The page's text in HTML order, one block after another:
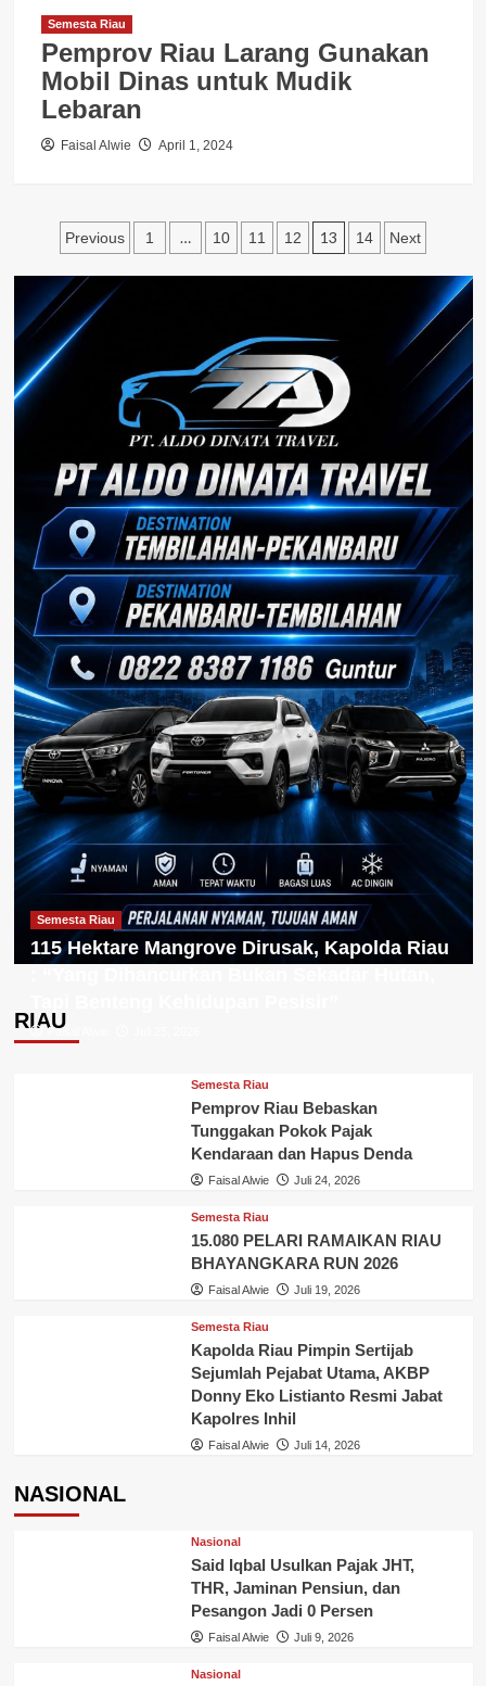
Semesta Riau
Pemprov Riau Larang Gunakan
Mobil Dinas untuk Mudik
Lebaran
Faisal Alwie April 1, 2024
Paginasi
pos
Previous 1 … 10 11 12 13 14 Next
RIAU
Semesta Riau
115 Hektare Mangrove Dirusak, Kapolda Riau
Faisal Alwie
Semesta Riau
Pemprov Riau Bebaskan
Tunggakan Pokok Pajak
Kendaraan dan Hapus Denda
Faisal Alwie Juli 24, 2026
Semesta Riau
15.080 PELARI RAMAIKAN RIAU
BHAYANGKARA RUN 2026
Faisal Alwie Juli 19, 2026
Semesta Riau
Kapolda Riau Pimpin Sertijab
Sejumlah Pejabat Utama, AKBP
Donny Eko Listianto Resmi Jabat
Kapolres Inhil
Faisal Alwie Juli 14, 2026
NASIONAL
Nasional
Said Iqbal Usulkan Pajak JHT,
THR, Jaminan Pensiun, dan
Pesangon Jadi 0 Persen
Faisal Alwie Juli 9, 2026
Nasional